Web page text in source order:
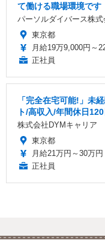
て働ける職場環境です
パーソルダイバース株式
東京都
月給19万9,000円～
正社員
「完全在宅可能!」未
ト/高収入/年間休日
株式会社DYMキャリア
東京都
月給21万円～30万円
正社員